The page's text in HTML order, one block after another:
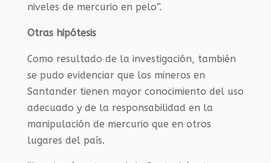
niveles de mercurio en pelo”.
Otras hipótesis
Como resultado de la investigación, también
se pudo evidenciar que los mineros en
Santander tienen mayor conocimiento del uso
adecuado y de la responsabilidad en la
manipulación de mercurio que en otros
lugares del país.